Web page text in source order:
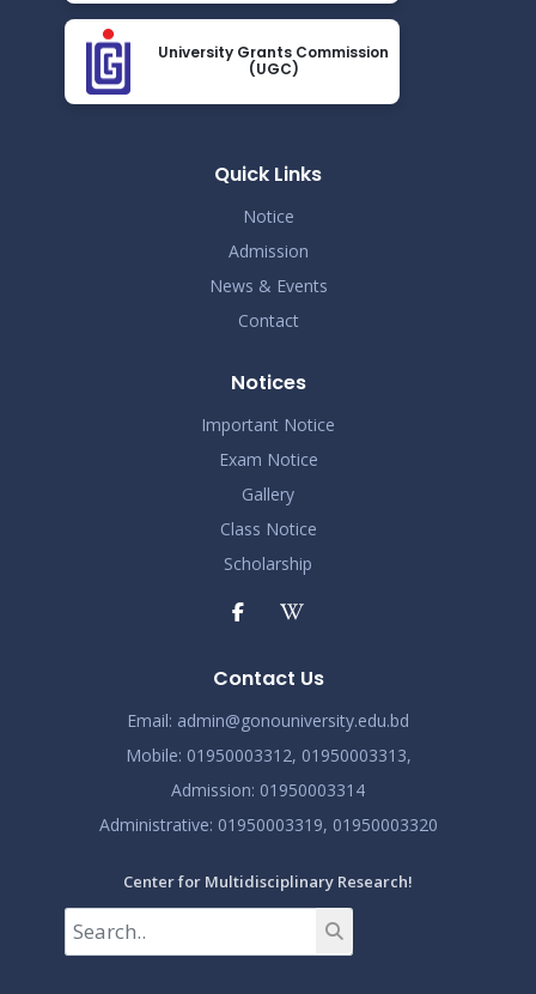
Nov 25
2024
Read More
University Grants Commission
(UGC)
Quick Links
Notice
Admission
News & Events
Contact
Notices
Important Notice
Exam Notice
Gallery
Class Notice
Scholarship
Contact Us
Email: admin@gonouniversity.edu.bd
Mobile: 01950003312, 01950003313,
Admission: 01950003314
Administrative: 01950003319, 01950003320
Center for Multidisciplinary Research!